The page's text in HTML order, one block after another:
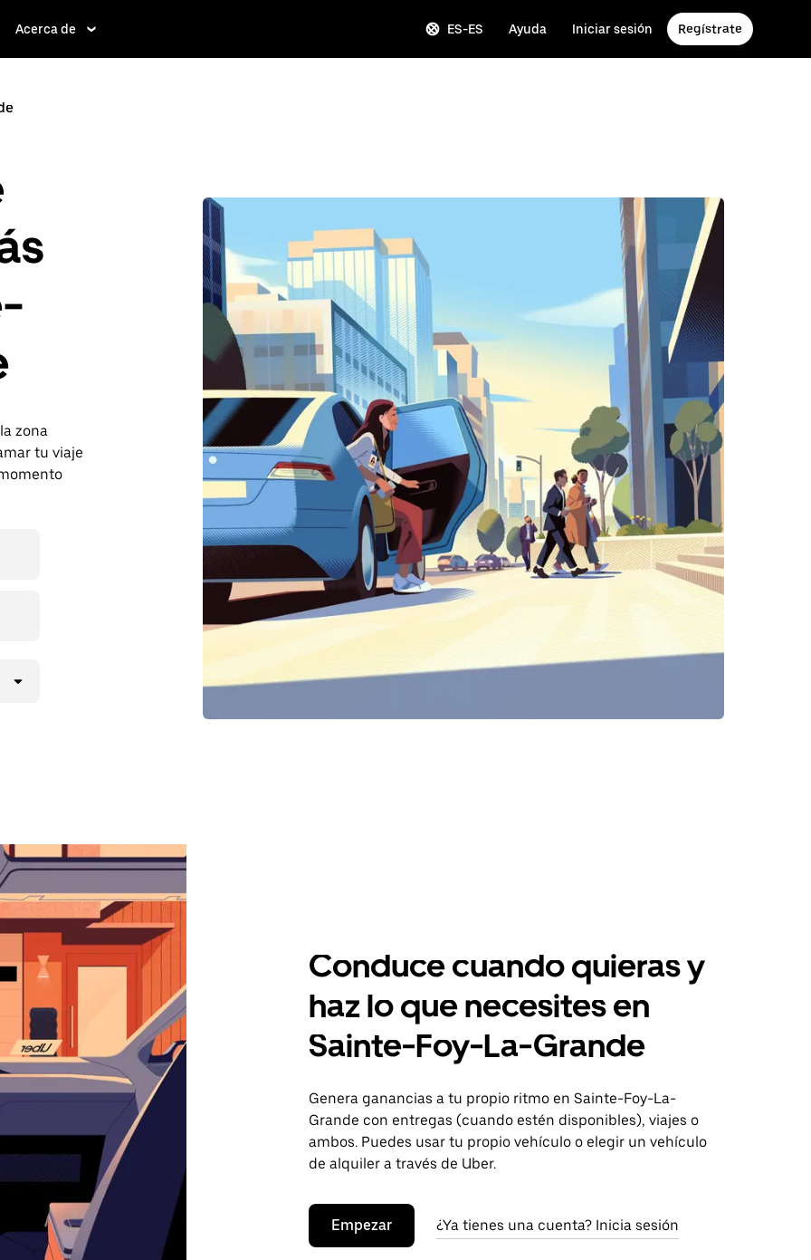
Acerca de ES-ES Ayuda Iniciar sesión Regístrate
zona
tu viaje
Conduce cuando quieras y
haz lo que necesites en
Sainte-Foy-La-Grande
Genera ganancias a tu propio ritmo en Sainte-Foy-La-
Grande con entregas (cuando estén disponibles), viajes o
ambos. Puedes usar tu propio vehículo o elegir un vehículo
de alquiler a través de Uber.
Empezar ¿Ya tienes una cuenta? Inicia sesión